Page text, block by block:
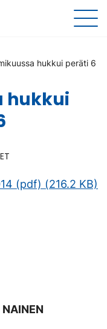
hukkui peräti 6
hukkui
(pdf) (216.2 KB)